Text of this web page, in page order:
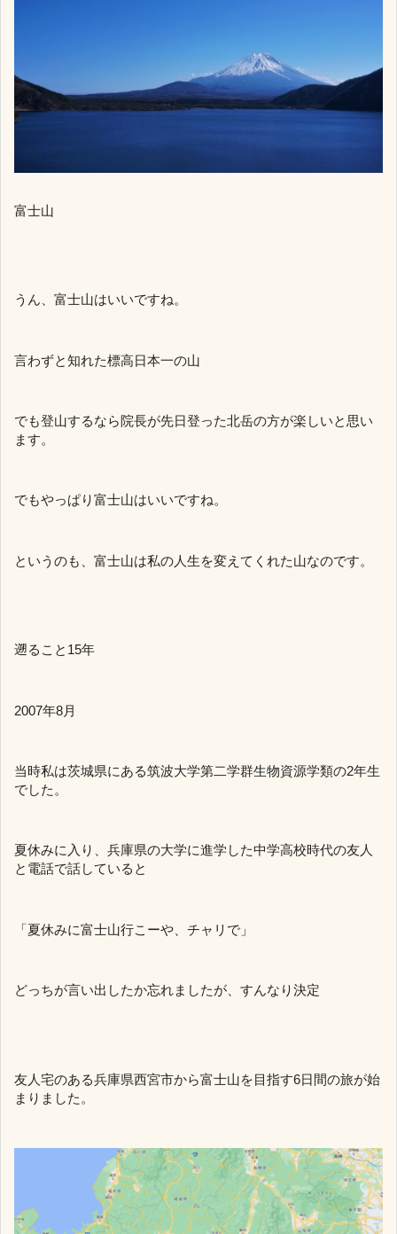
富士山
うん、富士山はいいですね。
言わずと知れた標高日本一の山
でも登山するなら院長が先日登った北岳の方が楽しいと思い
ます。
でもやっぱり富士山はいいですね。
というのも、富士山は私の人生を変えてくれた山なのです。
遡ること15年
2007年8月
当時私は茨城県にある筑波大学第二学群生物資源学類の2年生
でした。
夏休みに入り、兵庫県の大学に進学した中学高校時代の友人
と電話で話していると
「夏休みに富士山行こーや、チャリで」
どっちが言い出したか忘れましたが、すんなり決定
友人宅のある兵庫県西宮市から富士山を目指す6日間の旅が始
まりました。